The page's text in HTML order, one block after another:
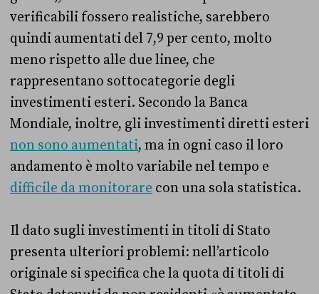
verificabili fossero realistiche, sarebbero
quindi aumentati del 7,9 per cento, molto
meno rispetto alle due linee, che
rappresentano sottocategorie degli
investimenti esteri. Secondo la Banca
Mondiale, inoltre, gli investimenti diretti esteri
non sono aumentati, ma in ogni caso il loro
andamento è molto variabile nel tempo e
difficile da monitorare con una sola statistica.
Il dato sugli investimenti in titoli di Stato
presenta ulteriori problemi: nell’articolo
originale si specifica che la quota di titoli di